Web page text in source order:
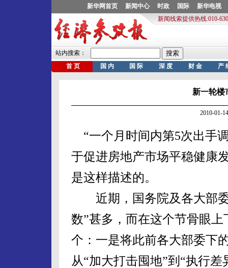
新一轮楼
2010-01-
“一个月时间内第5次出手
于促进房地产市场平稳健康
是这样描述的。
近期，国务院及各大部委
数”甚多，而在这个节骨眼
个：一是将此前各大部委下
从“加大打击囤地”到“执行